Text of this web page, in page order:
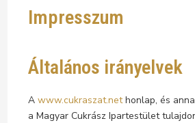
Impresszum
Általános irányelvek
A www.cukraszat.nethonlap, és
a Magyar Cukrász Ipartestület